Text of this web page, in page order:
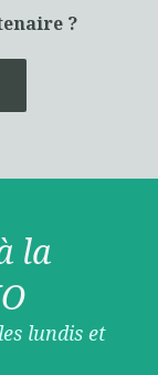
?
la
lundis et